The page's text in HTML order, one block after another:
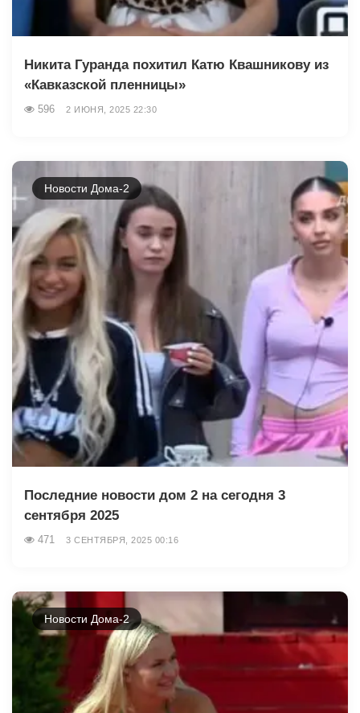
Никита Гуранда похитил Катю Квашникову из
«Кавказской пленницы»
596 2 ИЮНЯ, 2025 22:30
Новости Дома-2
Последние новости дом 2 на сегодня 3
сентября 2025
471 3 СЕНТЯБРЯ, 2025 00:16
Новости Дома-2